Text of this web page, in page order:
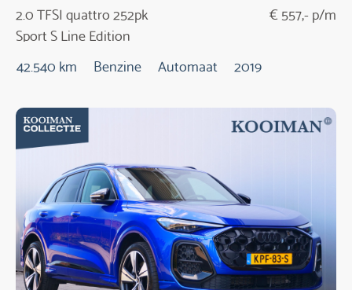
2.0 TFSI quattro 252pk
Sport S Line Edition
Automaat
€ 557,- p/m
42.540 km Benzine Automaat 2019